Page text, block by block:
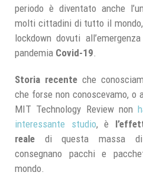
periodo è diventato anche
molti cittadini di tutto il
lockdown dovuti
pandemia Covid-19
Storia recente che
che forse non conoscevamo, o
MIT Technology Review non
interessante studio, è
reale di questa massa
consegnano pacchi e
mondo.